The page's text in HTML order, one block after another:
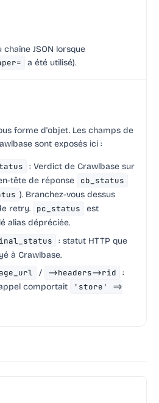
JSON lorsque
a été utilisé).
forme d'objet. Les champs de
sont exposés ici :
: Verdict de Crawlbase sur
tête de réponse
cb_status
). Branchez-vous dessus
retry.
pc_status
est
alias dépréciée.
: statut HTTP que
à Crawlbase.
/ ->headers->rid
:
comportait
'store' =>